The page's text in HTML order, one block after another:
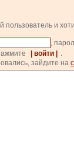
и
,
| войти |
.
зайдите на